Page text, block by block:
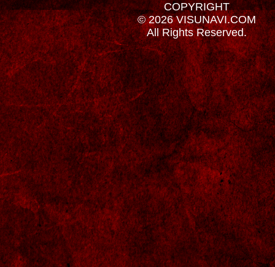
COPYRIGHT
© 2026 VISUNAVI.COM
All Rights Reserved.